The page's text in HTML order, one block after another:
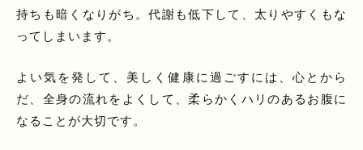
持ちも暗くなりがち。代謝も低下して、太りやすくもな
ってしまいます。
よい気を発して、美しく健康に過ごすには、心とから
だ、全身の流れをよくして、柔らかくハリのあるお腹に
なることが大切です。